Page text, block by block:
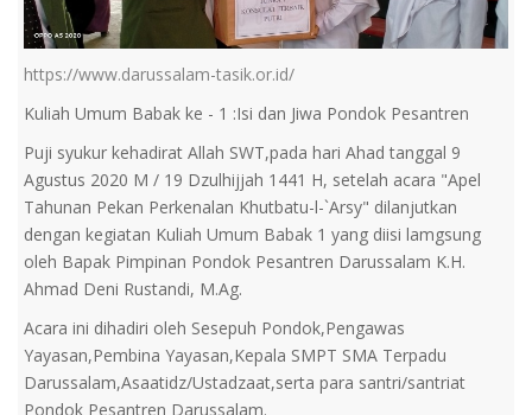
https://www.darussalam-tasik.or.id/
Kuliah Umum Babak ke - 1 :Isi dan Jiwa Pondok Pesantren
Puji syukur kehadirat Allah SWT,pada hari Ahad tanggal 9
Agustus 2020 M / 19 Dzulhijjah 1441 H, setelah acara "Apel
Tahunan Pekan Perkenalan Khutbatu-l-`Arsy" dilanjutkan
dengan kegiatan Kuliah Umum Babak 1 yang diisi lamgsung
oleh Bapak Pimpinan Pondok Pesantren Darussalam K.H.
Ahmad Deni Rustandi, M.Ag.
Acara ini dihadiri oleh Sesepuh Pondok,Pengawas
Yayasan,Pembina Yayasan,Kepala SMPT SMA Terpadu
Darussalam,Asaatidz/Ustadzaat,serta para santri/santriat
Pondok Pesantren Darussalam.